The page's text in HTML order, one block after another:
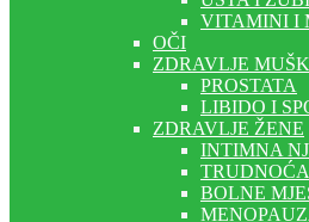
VITAMINI I
OČI
ZDRAVLJE
PROSTATA
LIBIDO I
ZDRAVLJE ŽENE
INTIMNA
BOLNE